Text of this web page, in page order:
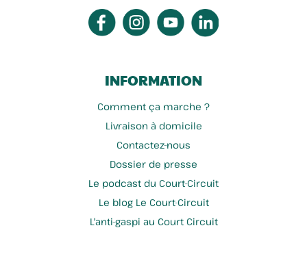
INFORMATION
Comment ça marche ?
Livraison à domicile
Contactez-nous
Dossier de presse
Le podcast du Court-Circuit
Le blog Le Court-Circuit
L'anti-gaspi au Court Circuit